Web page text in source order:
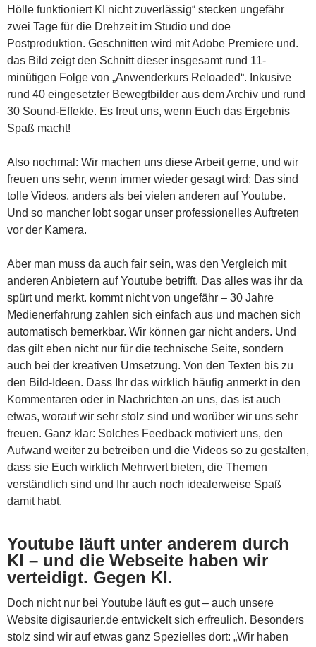
Hölle funktioniert KI nicht zuverlässig“ stecken ungefähr
zwei Tage für die Drehzeit im Studio und doe
Postproduktion. Geschnitten wird mit Adobe Premiere und.
das Bild zeigt den Schnitt dieser insgesamt rund 11-
minütigen Folge von „Anwenderkurs Reloaded“. Inkusive
rund 40 eingesetzter Bewegtbilder aus dem Archiv und rund
30 Sound-Effekte. Es freut uns, wenn Euch das Ergebnis
Spaß macht!
Also nochmal: Wir machen uns diese Arbeit gerne, und wir
freuen uns sehr, wenn immer wieder gesagt wird: Das sind
tolle Videos, anders als bei vielen anderen auf Youtube.
Und so mancher lobt sogar unser professionelles Auftreten
vor der Kamera.
Aber man muss da auch fair sein, was den Vergleich mit
anderen Anbietern auf Youtube betrifft. Das alles was ihr da
spürt und merkt. kommt nicht von ungefähr – 30 Jahre
Medienerfahrung zahlen sich einfach aus und machen sich
automatisch bemerkbar. Wir können gar nicht anders. Und
das gilt eben nicht nur für die technische Seite, sondern
auch bei der kreativen Umsetzung. Von den Texten bis zu
den Bild-Ideen. Dass Ihr das wirklich häufig anmerkt in den
Kommentaren oder in Nachrichten an uns, das ist auch
etwas, worauf wir sehr stolz sind und worüber wir uns sehr
freuen. Ganz klar: Solches Feedback motiviert uns, den
Aufwand weiter zu betreiben und die Videos so zu gestalten,
dass sie Euch wirklich Mehrwert bieten, die Themen
verständlich sind und Ihr auch noch idealerweise Spaß
damit habt.
Youtube läuft unter anderem durch
KI – und die Webseite haben wir
verteidigt. Gegen KI.
Doch nicht nur bei Youtube läuft es gut – auch unsere
Website digisaurier.de entwickelt sich erfreulich. Besonders
stolz sind wir auf etwas ganz Spezielles dort: „Wir haben